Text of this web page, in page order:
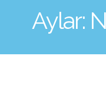
Aylar: